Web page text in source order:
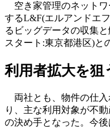
空き家管理のネットワ
するL&F(エルアンドエ
るビッグデータの収集
スタート:東京都港区)と
利用者拡大を狙
両社とも、物件の仕入
り、主な利用対象が不
の決め手となった。今